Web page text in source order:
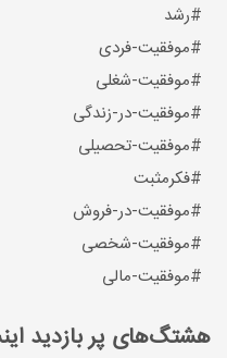
#رشد
#موفقیت-فردی
#موفقیت-شغلی
#موفقیت-در-زندگی
#موفقیت-تحصیلی
#فکرمثبت
#موفقیت-در-فروش
#موفقیت-شخصی
#موفقیت-مالی
هشتگ‌های پر بازدید